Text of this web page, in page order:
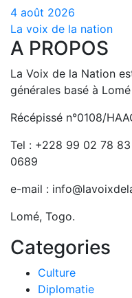
4 août 2026
La voix de la nation
A PROPOS
La Voix de la Nation
générales basé à
Récépissé n°0108/
Tel : +228 99 02 78
0689
e-mail :
Lomé, Togo.
Categories
Culture
Diplomatie